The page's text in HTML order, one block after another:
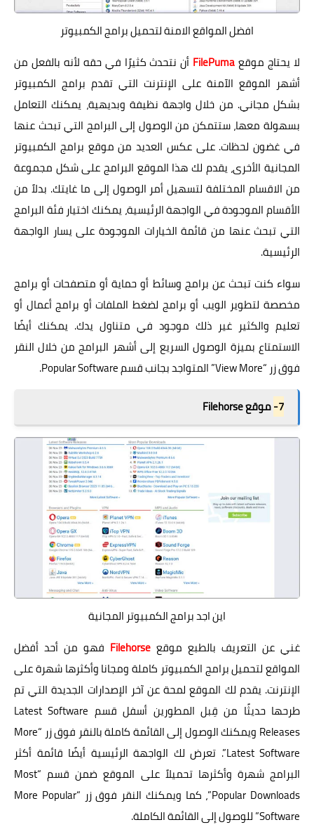
افضل المواقع الامنة لتحميل برامج الكمبيوتر
لا يحتاج موقعFilePuma أن نتحدث كثيرًا في حقه لأنه بالفعل من
أشهر الموقع الآمنة على الإنترنت التي تقدم برامج الكمبيوتر
بشكل مجاني. من خلال واجهة نظيفة وبديهية، يمكنك التعامل
بسهولة معها، ستتمكن من الوصول إلى البرامج التي تبحث عنها
في غضون لحظات. على عكس العديد من موقع برامج الكمبيوتر
المجانية الأخرى، يقدم لك هذا الموقع البرامج على شكل مجموعة
من الاقسام المختلفة لتسهيل أمر الوصول إلى ما غايتك. بدلاً من
الأقسام الموجودة في الواجهة الرئيسية، يمكنك اختيار فئة البرامج
التي تبحث عنها من قائمة الخيارات الموجودة على يسار الواجهة
الرئيسية.
سواء كنت تبحث عن برامج وسائط أو حماية أو متصفحات أو برامج
مخصصة لتطوير الويب أو برامج لضغط الملفات أو برامج أعمال أو
تعليم والكثير غير ذلك موجود في متناول يدك. يمكنك أيضًا
الاستمتاع بميزة الوصول السريع إلى أشهر البرامج من خلال النقر
فوق زر “View More” المتواجد بجانب قسم Popular Software.
7- موقع Filehorse
اين اجد برامج الكمبيوتر المجانية
غني عن التعريف بالطبع موقع Filehorse فهو من أحد أفضل
المواقع لتحميل برامج الكمبيوتر كاملة ومجانا وأكثرها شهرة على
الإنترنت. يقدم لك الموقع لمحة عن آخر الإصدارات الجديدة التي تم
طرحها حديثًا من قِبل المطورين أسفل قسم Latest Software
Releases ويمكنك الوصول إلى القائمة كاملة بالنقر فوق زر “More
Latest Software”. تعرض لك الواجهة الرئيسية أيضًا قائمة أكثر
البرامج شهرة وأكثرها تحميلاً على الموقع ضمن قسم “Most
Popular Downloads”، كما ويمكنك النقر فوق زر “More Popular
Software” للوصول إلى القائمة الكاملة.